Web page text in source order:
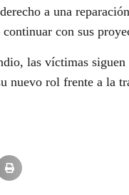
a una
con sus
las víctimas
nuevo rol frente a la